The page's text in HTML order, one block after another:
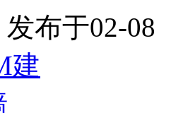
发布于02-08